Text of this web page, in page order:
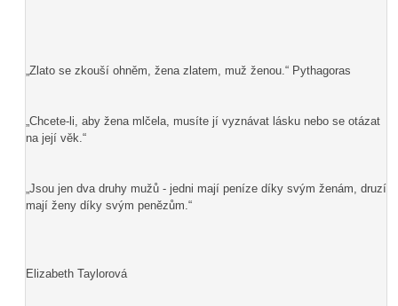
„Zlato se zkouší ohněm, žena zlatem, muž ženou.“ Pythagoras
„Chcete-li, aby žena mlčela, musíte jí vyznávat lásku nebo se otázat
na její věk.“
„Jsou jen dva druhy mužů - jedni mají peníze díky svým ženám, druzí
mají ženy díky svým penězům.“
Elizabeth Taylorová